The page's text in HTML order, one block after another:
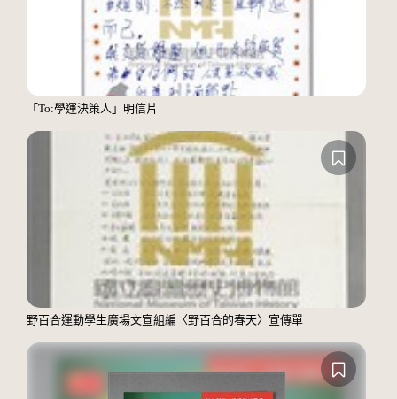
「To:學運決策人」明信片
野百合運動學生廣場文宣組編〈野百合的春天〉宣傳單